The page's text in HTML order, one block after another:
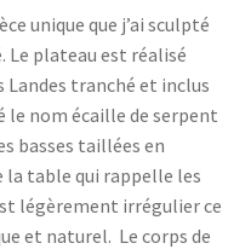
unique que j’ai sculpté
Le plateau est réalisé
Landes tranché et inclus
le nom écaille de serpent
basses taillées en
table qui rappelle les
légèrement irrégulier ce
et naturel. Le corps de